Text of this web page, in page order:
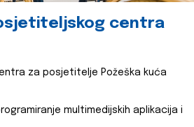
centra
za posjetitelje Požeška kuća
multimedijskih aplikacija i